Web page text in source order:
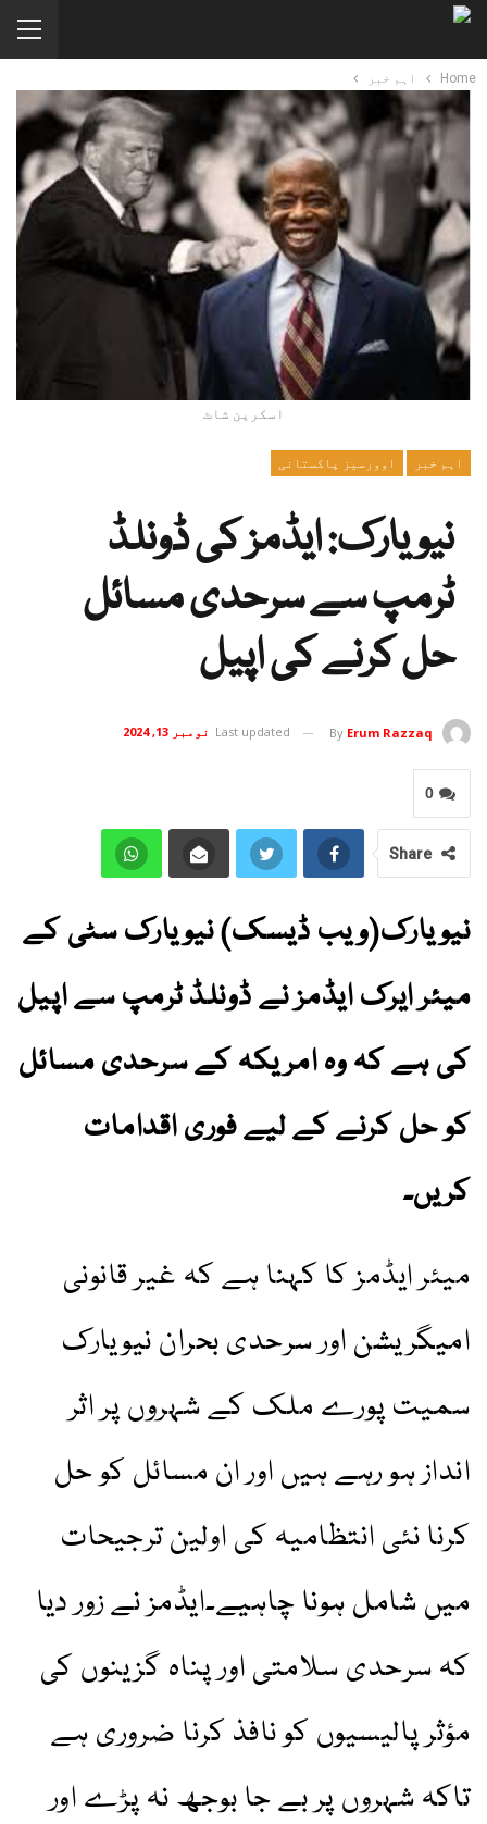
Home اہم خبر
اسکرین شاٹ
اہم خبر اوورسیز پاکستانی
نیویارک: ایڈمز کی ڈونلڈ
ٹرمپ سے سرحدی مسائل
حل کرنے کی اپیل
By Erum Razzaq
Last updated نومبر 13, 2024
0
Share
نیویارک(ویب ڈیسک) نیویارک سٹی کے
میئر ایرک ایڈمز نے ڈونلڈ ٹرمپ سے اپیل
کی ہے کہ وہ امریکہ کے سرحدی مسائل
کو حل کرنے کے لیے فوری اقدامات
کریں۔
میئر ایڈمز کا کہنا ہے کہ غیر قانونی
امیگریشن اور سرحدی بحران نیویارک
سمیت پورے ملک کے شہروں پر اثر
انداز ہو رہے ہیں اور ان مسائل کو حل
کرنا نئی انتظامیہ کی اولین ترجیحات
میں شامل ہونا چاہیے۔ایڈمز نے زور دیا
کہ سرحدی سلامتی اور پناہ گزینوں کی
مؤثر پالیسیوں کو نافذ کرنا ضروری ہے
تاکہ شہروں پر بے جا بوجھ نہ پڑے اور